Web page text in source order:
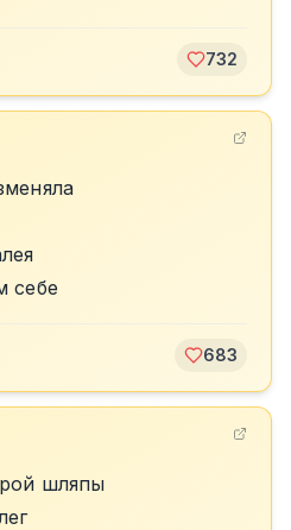
732
себе
683
шляпы